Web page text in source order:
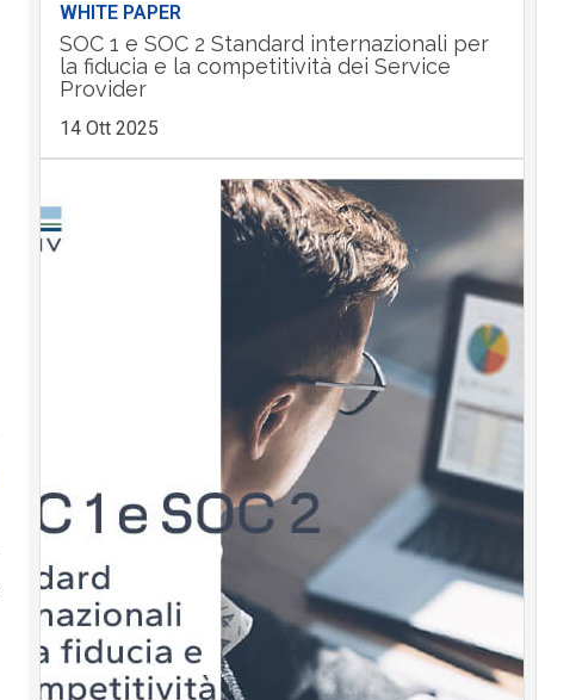
WHITE PAPER
SOC 1 e SOC 2 Standard internazionali per
la fiducia e la competitività dei Service
Provider
14 Ott 2025